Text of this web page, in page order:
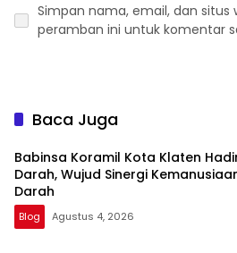
Simpan nama, email, dan situs
peramban ini untuk komentar
Baca Juga
Babinsa Koramil Kota Klaten
Darah, Wujud Sinergi
Darah
Blog Agustus 4, 2026